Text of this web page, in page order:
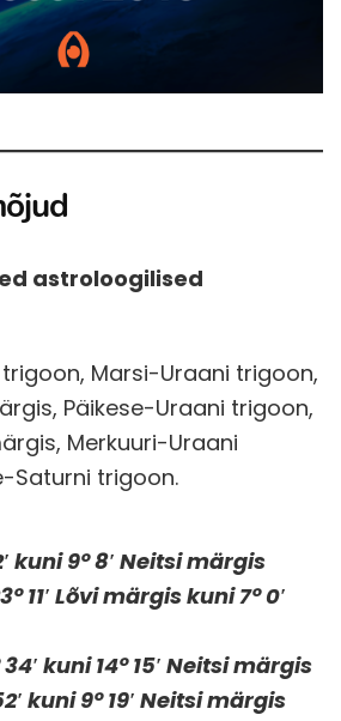
astroloogilised
Marsi-Uraani trigoon,
Päikese-Uraani trigoon,
Merkuuri-Uraani
Saturni trigoon.
kuni 9° 8′ Neitsi märgis
11′ Lõvi märgis kuni 7° 0′
kuni 14° 15′ Neitsi märgis
kuni 9° 19′ Neitsi märgis